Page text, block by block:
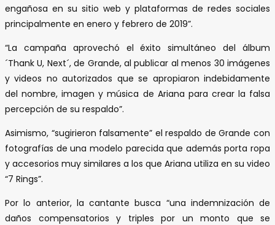
engañosa en su sitio web y plataformas de redes sociales
principalmente en enero y febrero de 2019”.
“La campaña aprovechó el éxito simultáneo del álbum
´Thank U, Next´, de Grande, al publicar al menos 30 imágenes
y videos no autorizados que se apropiaron indebidamente
del nombre, imagen y música de Ariana para crear la falsa
percepción de su respaldo”.
Asimismo, “sugirieron falsamente” el respaldo de Grande con
fotografías de una modelo parecida que además porta ropa
y accesorios muy similares a los que Ariana utiliza en su video
“7 Rings”.
Por lo anterior, la cantante busca “una indemnización de
daños compensatorios y triples por un monto que se